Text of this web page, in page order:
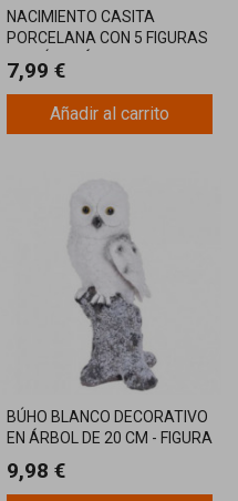
NACIMIENTO CASITA
PORCELANA CON 5 FIGURAS
14X5,5X11CM
7,99 €
Añadir al carrito
BÚHO BLANCO DECORATIVO
EN ÁRBOL DE 20 CM - FIGURA
9,98 €